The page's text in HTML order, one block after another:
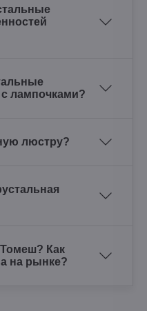
лампочками?
люстру?
Томеш? Как
на рынке?